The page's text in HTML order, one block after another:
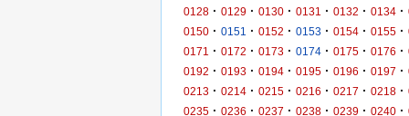
0128 · 0129 · 0130 · 0131 · 0132 · 0134 ·
0150 · 0151 · 0152 · 0153 · 0154 · 0155 ·
0171
· 0172 · 0173 · 0174 · 0175 · 0176 ·
0192 · 0193 · 0194 · 0195 · 0196 · 0197 ·
0213 · 0214 · 0215 · 0216 · 0217 · 0218 ·
0235 · 0236 · 0237 · 0238 · 0239 · 0240 ·